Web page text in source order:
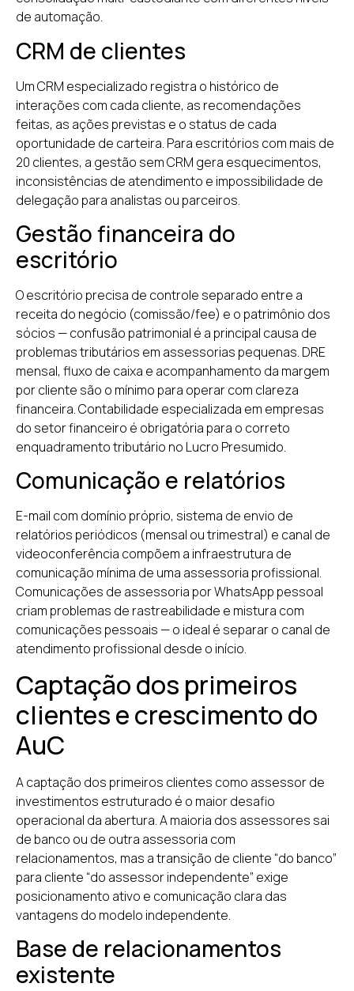
de automação.
CRM de clientes
Um CRM especializado registra o histórico de
interações com cada cliente, as recomendações
feitas, as ações previstas e o status de cada
oportunidade de carteira. Para escritórios com mais de
20 clientes, a gestão sem CRM gera esquecimentos,
inconsistências de atendimento e impossibilidade de
delegação para analistas ou parceiros.
Gestão financeira do
escritório
O escritório precisa de controle separado entre a
receita do negócio (comissão/fee) e o patrimônio dos
sócios — confusão patrimonial é a principal causa de
problemas tributários em assessorias pequenas. DRE
mensal, fluxo de caixa e acompanhamento da margem
por cliente são o mínimo para operar com clareza
financeira. Contabilidade especializada em empresas
do setor financeiro é obrigatória para o correto
enquadramento tributário no Lucro Presumido.
Comunicação e relatórios
E-mail com domínio próprio, sistema de envio de
relatórios periódicos (mensal ou trimestral) e canal de
videoconferência compõem a infraestrutura de
comunicação mínima de uma assessoria profissional.
Comunicações de assessoria por WhatsApp pessoal
criam problemas de rastreabilidade e mistura com
comunicações pessoais — o ideal é separar o canal de
atendimento profissional desde o início.
Captação dos primeiros
clientes e crescimento do
AuC
A captação dos primeiros clientes como assessor de
investimentos estruturado é o maior desafio
operacional da abertura. A maioria dos assessores sai
de banco ou de outra assessoria com
relacionamentos, mas a transição de cliente “do banco”
para cliente “do assessor independente” exige
posicionamento ativo e comunicação clara das
vantagens do modelo independente.
Base de relacionamentos
existente